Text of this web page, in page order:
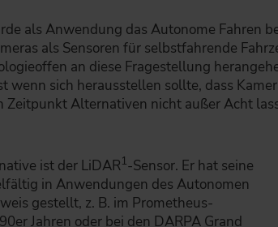
als Anwendung das Autonome Fahren
als Sensoren für selbstfahrende
an diese Fragestellung
wenn sich herausstellen sollte, dass
Zeitpunkt Alternativen nicht außer Acht
ist der LiDAR1-Sensor. Er hat seine
in Anwendungen des Autonomen
gestellt, z. B. im Prometheus-
Jahren oder bei den DARPA Grand